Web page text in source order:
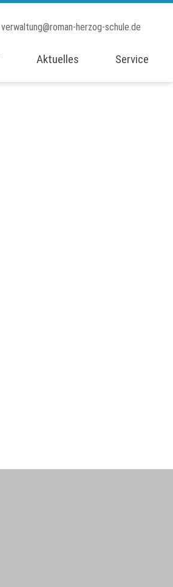
verwaltung@roman-herzog-schule.de
Aktuelles Service